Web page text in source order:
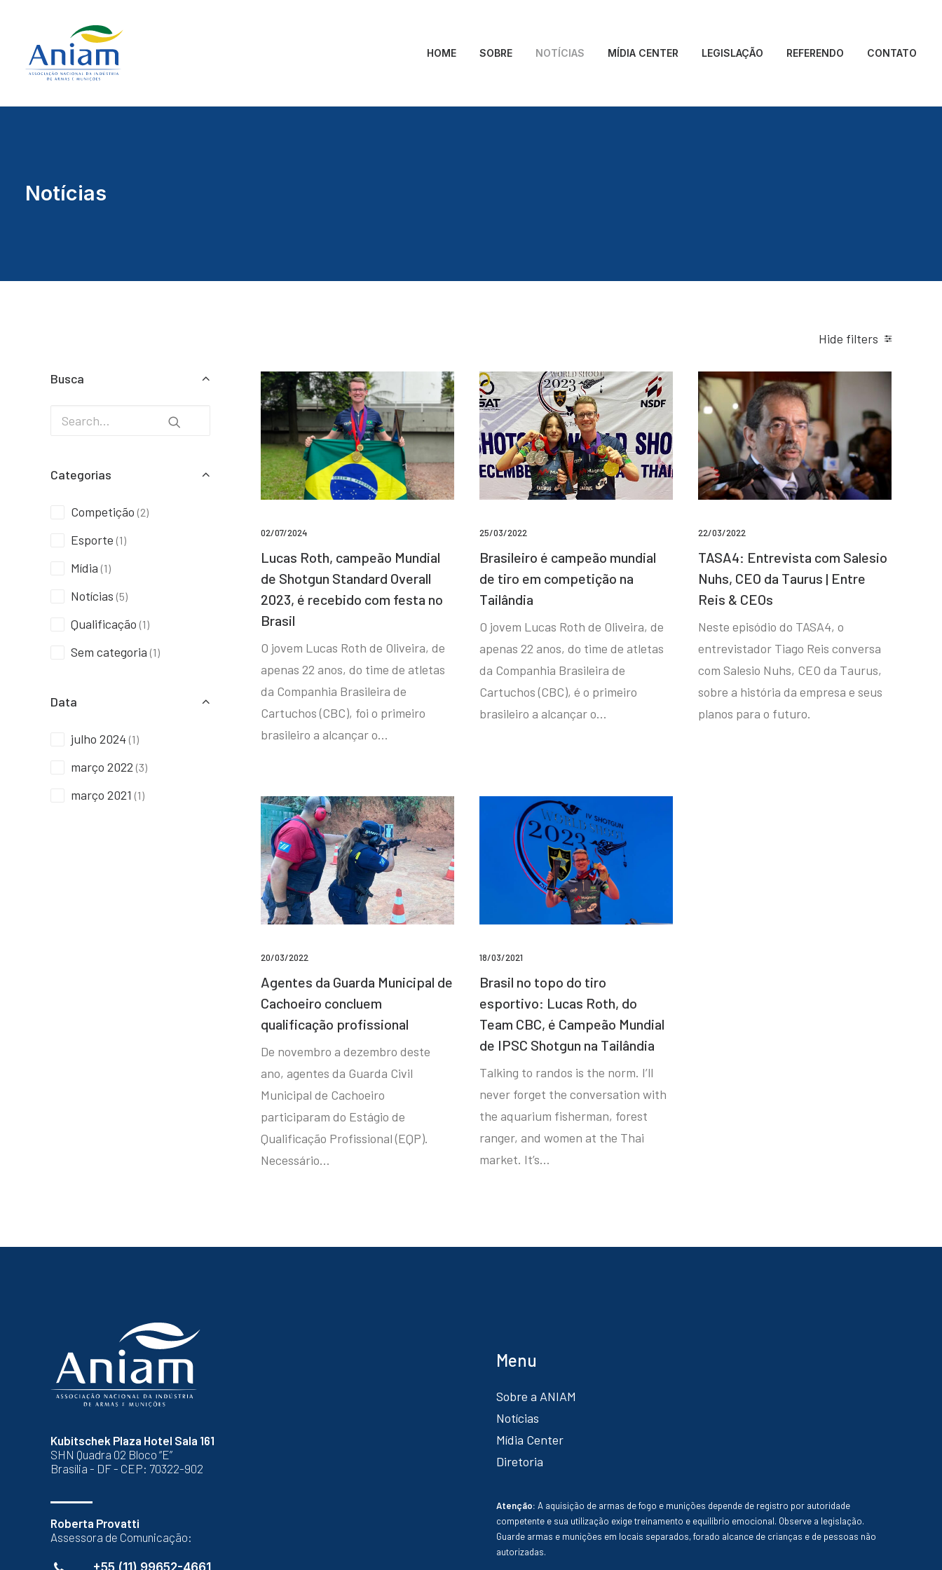
HOME SOBRE NOTÍCIAS MÍDIA CENTER LEGISLAÇÃO REFERENDO CONTATO
Notícias
Hide filters
Busca
Categorias
Competição (2)
Esporte (1)
Mídia (1)
Notícias (5)
Qualificação (1)
Sem categoria (1)
Data
julho 2024 (1)
março 2022 (3)
março 2021 (1)
02/07/2024
Lucas Roth, campeão Mundial
de Shotgun Standard Overall
2023, é recebido com festa no
Brasil
O jovem Lucas Roth de Oliveira, de
apenas 22 anos, do time de atletas
da Companhia Brasileira de
Cartuchos (CBC), foi o primeiro
brasileiro a alcançar o…
25/03/2022
Brasileiro é campeão mundial
de tiro em competição na
Tailândia
O jovem Lucas Roth de Oliveira, de
apenas 22 anos, do time de atletas
da Companhia Brasileira de
Cartuchos (CBC), é o primeiro
brasileiro a alcançar o…
22/03/2022
TASA4: Entrevista com Salesio
Nuhs, CEO da Taurus | Entre
Reis & CEOs
Neste episódio do TASA4, o
entrevistador Tiago Reis conversa
com Salesio Nuhs, CEO da Taurus,
sobre a história da empresa e seus
planos para o futuro.
20/03/2022
Agentes da Guarda Municipal de
Cachoeiro concluem
qualificação profissional
De novembro a dezembro deste
ano, agentes da Guarda Civil
Municipal de Cachoeiro
participaram do Estágio de
Qualificação Profissional (EQP).
Necessário…
18/03/2021
Brasil no topo do tiro
esportivo: Lucas Roth, do
Team CBC, é Campeão Mundial
de IPSC Shotgun na Tailândia
Talking to randos is the norm. I’ll
never forget the conversation with
the aquarium fisherman, forest
ranger, and women at the Thai
market. It’s…
Kubitschek Plaza Hotel Sala 161
SHN Quadra 02 Bloco “E”
Brasília - DF - CEP: 70322-902
Roberta Provatti
Assessora de Comunicação:
+55 (11) 99652-4661
Menu
Sobre a ANIAM
Notícias
Mídia Center
Diretoria
Atenção: A aquisição de armas de fogo e munições depende de registro por autoridade
competente e sua utilização exige treinamento e equilíbrio emocional. Observe a legislação.
Guarde armas e munições em locais separados, forado alcance de crianças e de pessoas não
autorizadas.